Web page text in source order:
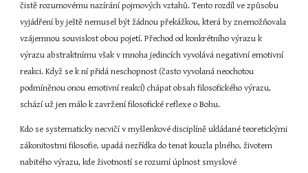
čistě rozumovému nazírání pojmových vztahů. Tento rozdíl ve způsobu
vyjádření by ještě nemusel být žádnou překážkou, která by znemožňovala
vzájemnou souvislost obou pojetí. Přechod od konkrétního výrazu k
výrazu abstraktnímu však v mnoha jedincích vyvolává negativní emotivní
reakci. Když se k ní přidá neschopnost (často vyvolaná neochotou
podmíněnou onou emotivní reakcí) chápat obsah filosofického výrazu,
schází už jen málo k zavržení filosofické reflexe o Bohu.
Kdo se systematicky necvičí v myšlenkové disciplíně ukládané teoretickými
zákonitostmi filosofie, upadá nezřídka do tenat kouzla plného, životem
nabitého výrazu, kde životností se rozumí úplnost smyslové